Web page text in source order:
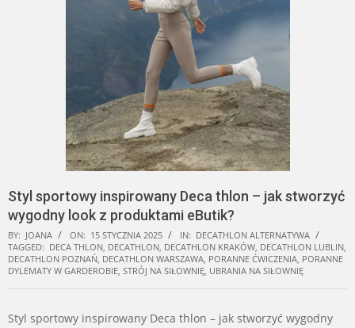
Styl sportowy inspirowany Deca thlon – jak stworzyć
wygodny look z produktami eButik?
BY: JOANA ON: 15 STYCZNIA 2025 IN: DECATHLON ALTERNATYWA
TAGGED: DECA THLON DECATHLON DECATHLON KRAKÓW DECATHLON LUBLIN
DECATHLON POZNAŃ DECATHLON WARSZAWA PORANNE ĆWICZENIA PORANNE
DYLEMATY W GARDEROBIE STRÓJ NA SIŁOWNIĘ UBRANIA NA SIŁOWNIĘ
Styl sportowy inspirowany Deca thlon – jak stworzyć wygodny